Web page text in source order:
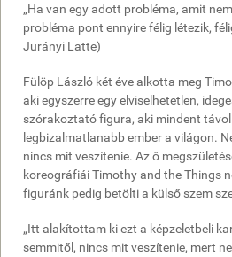
„Ha van egy adott probléma, amit
probléma pont ennyire félig létezik,
Jurányi Latte)
Fülöp László két éve alkotta meg
aki egyszerre egy elviselhetetlen,
szórakoztató figura, aki mindent
legbizalmatlanabb ember a világon.
nincs mit veszítenie. Az ő
koreográfiái Timothy and the Things
figuránk pedig betölti a külső szem
„Itt alakítottam ki ezt a képzeletbeli
semmitől, nincs mit veszítenie, mert
bátorságunkat,
hogy
kinyissuk
dobozt,
szembenézzünk
velük?
válaszokat
Fülöp
László